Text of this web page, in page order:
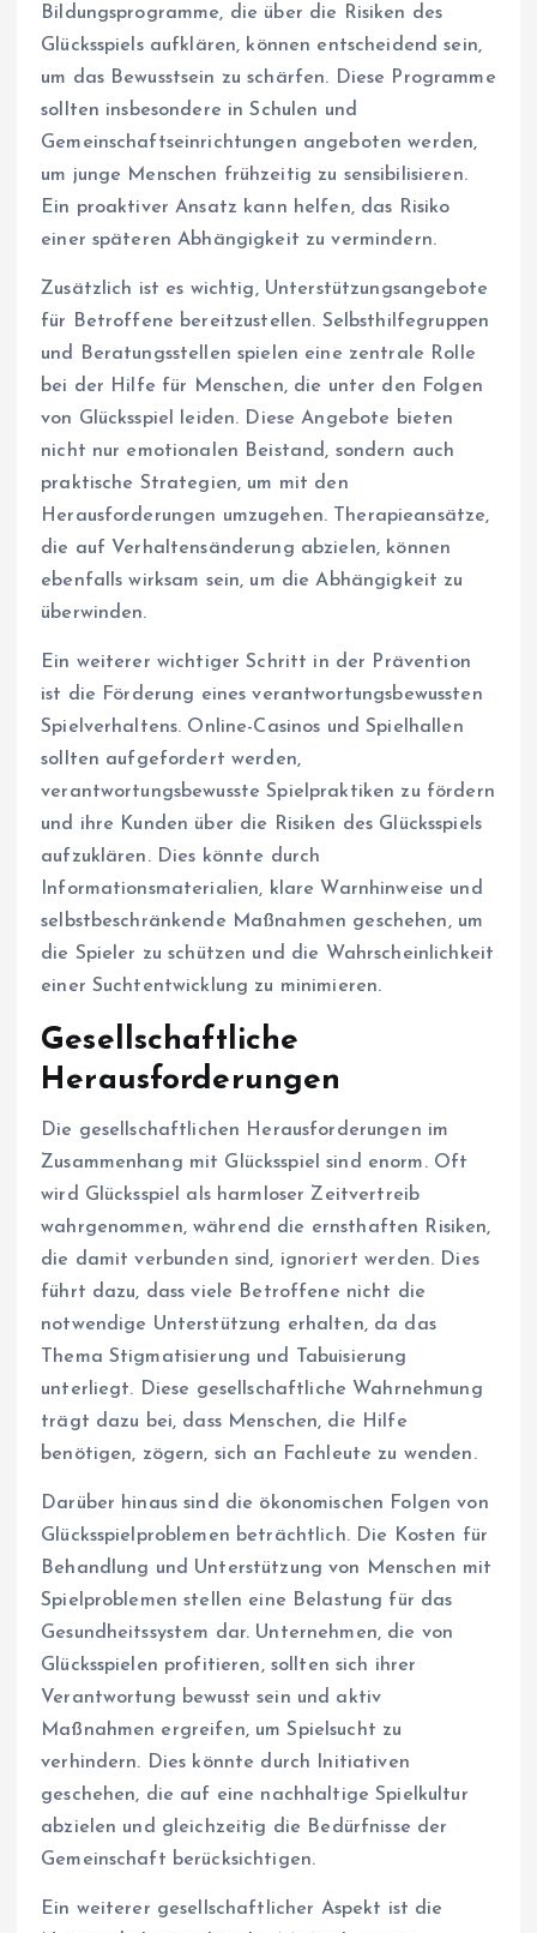
Bildungsprogramme, die über die Risiken des
Glücksspiels aufklären, können entscheidend sein,
um das Bewusstsein zu schärfen. Diese Programme
sollten insbesondere in Schulen und
Gemeinschaftseinrichtungen angeboten werden,
um junge Menschen frühzeitig zu sensibilisieren.
Ein proaktiver Ansatz kann helfen, das Risiko
einer späteren Abhängigkeit zu vermindern.
Zusätzlich ist es wichtig, Unterstützungsangebote
für Betroffene bereitzustellen. Selbsthilfegruppen
und Beratungsstellen spielen eine zentrale Rolle
bei der Hilfe für Menschen, die unter den Folgen
von Glücksspiel leiden. Diese Angebote bieten
nicht nur emotionalen Beistand, sondern auch
praktische Strategien, um mit den
Herausforderungen umzugehen. Therapieansätze,
die auf Verhaltensänderung abzielen, können
ebenfalls wirksam sein, um die Abhängigkeit zu
überwinden.
Ein weiterer wichtiger Schritt in der Prävention
ist die Förderung eines verantwortungsbewussten
Spielverhaltens. Online-Casinos und Spielhallen
sollten aufgefordert werden,
verantwortungsbewusste Spielpraktiken zu fördern
und ihre Kunden über die Risiken des Glücksspiels
aufzuklären. Dies könnte durch
Informationsmaterialien, klare Warnhinweise und
selbstbeschränkende Maßnahmen geschehen, um
die Spieler zu schützen und die Wahrscheinlichkeit
einer Suchtentwicklung zu minimieren.
Gesellschaftliche
Herausforderungen
Die gesellschaftlichen Herausforderungen im
Zusammenhang mit Glücksspiel sind enorm. Oft
wird Glücksspiel als harmloser Zeitvertreib
wahrgenommen, während die ernsthaften Risiken,
die damit verbunden sind, ignoriert werden. Dies
führt dazu, dass viele Betroffene nicht die
notwendige Unterstützung erhalten, da das
Thema Stigmatisierung und Tabuisierung
unterliegt. Diese gesellschaftliche Wahrnehmung
trägt dazu bei, dass Menschen, die Hilfe
benötigen, zögern, sich an Fachleute zu wenden.
Darüber hinaus sind die ökonomischen Folgen von
Glücksspielproblemen beträchtlich. Die Kosten für
Behandlung und Unterstützung von Menschen mit
Spielproblemen stellen eine Belastung für das
Gesundheitssystem dar. Unternehmen, die von
Glücksspielen profitieren, sollten sich ihrer
Verantwortung bewusst sein und aktiv
Maßnahmen ergreifen, um Spielsucht zu
verhindern. Dies könnte durch Initiativen
geschehen, die auf eine nachhaltige Spielkultur
abzielen und gleichzeitig die Bedürfnisse der
Gemeinschaft berücksichtigen.
Ein weiterer gesellschaftlicher Aspekt ist die